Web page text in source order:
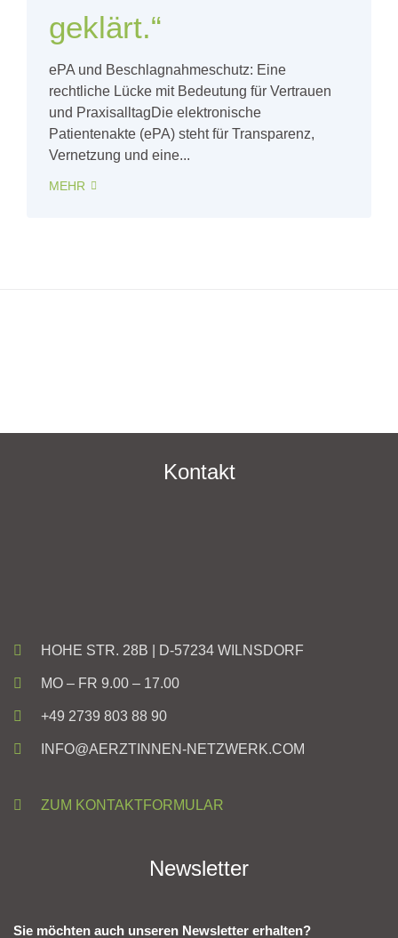
geklärt.“
ePA und Beschlagnahmeschutz: Eine
rechtliche Lücke mit Bedeutung für Vertrauen
und PraxisalltagDie elektronische
Patientenakte (ePA) steht für Transparenz,
Vernetzung und eine...
MEHR
Kontakt
HOHE STR. 28B | D-57234 WILNSDORF
MO – FR 9.00 – 17.00
+49 2739 803 88 90
INFO@AERZTINNEN-NETZWERK.COM
ZUM KONTAKTFORMULAR
Newsletter
Sie möchten auch unseren Newsletter erhalten?